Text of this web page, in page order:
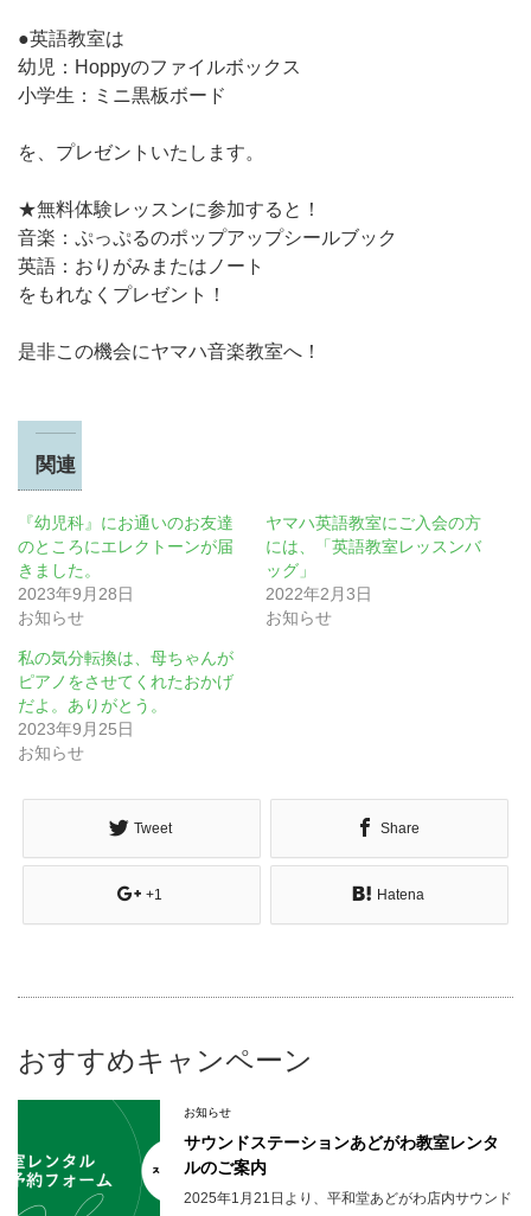
●英語教室は
幼児：Hoppyのファイルボックス
小学生：ミニ黒板ボード
を、プレゼントいたします。
★無料体験レッスンに参加すると！
音楽：ぷっぷるのポップアップシールブック
英語：おりがみまたはノート
をもれなくプレゼント！
是非この機会にヤマハ音楽教室へ！
関連
『幼児科』にお通いのお友達
のところにエレクトーンが届
きました。
2023年9月28日
お知らせ
ヤマハ英語教室にご入会の方
には、「英語教室レッスンバ
ッグ」
2022年2月3日
お知らせ
私の気分転換は、母ちゃんが
ピアノをさせてくれたおかげ
だよ。ありがとう。
2023年9月25日
お知らせ
Tweet Share
+1 Hatena
おすすめキャンペーン
お知らせ
サウンドステーションあどがわ教室レンタ
ルのご案内
2025年1月21日より、平和堂あどがわ店内サウンド